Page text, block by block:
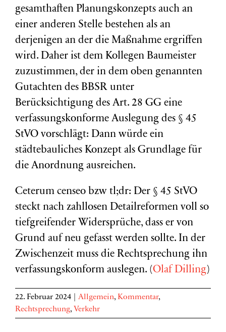
gesamthaften Planungskonzepts auch an
einer anderen Stelle bestehen als an
derjenigen an der die Maßnahme ergriffen
wird. Daher ist dem Kollegen Baumeister
zuzustimmen, der in dem oben genannten
Gutachten des BBSR unter
Berücksichtigung des Art. 28 GG eine
verfassungskonforme Auslegung des § 45
StVO vorschlägt: Dann würde ein
städtebauliches Konzept als Grundlage für
die Anordnung ausreichen.
Ceterum censeo bzw tl;dr: Der § 45 StVO
steckt nach zahllosen Detailreformen voll so
tiefgreifender Widersprüche, dass er von
Grund auf neu gefasst werden sollte. In der
Zwischenzeit muss die Rechtsprechung ihn
verfassungskonform auslegen. (Olaf Dilling)
22. Februar 2024 Allgemein,Kommentar,
Rechtsprechung, Verkehr